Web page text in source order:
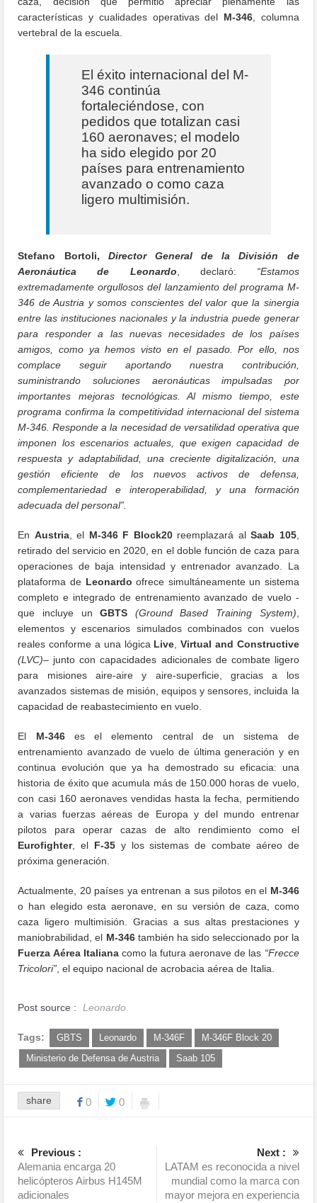
características y cualidades operativas del M-346, columna
vertebral de la escuela.
El éxito internacional del M-
346 continúa
fortaleciéndose, con
pedidos que totalizan casi
160 aeronaves; el modelo
ha sido elegido por 20
países para entrenamiento
avanzado o como caza
ligero multimisión.
Stefano Bortoli, Director General de la División de
Aeronáutica de Leonardo , declaró: “Estamos
extremadamente orgullosos del lanzamiento del programa M-
346 de Austria y somos conscientes del valor que la sinergia
entre las instituciones nacionales y la industria puede generar
para responder a las nuevas necesidades de los países
amigos, como ya hemos visto en el pasado. Por ello, nos
complace seguir aportando nuestra contribución,
suministrando soluciones aeronáuticas impulsadas por
importantes mejoras tecnológicas. Al mismo tiempo, este
programa confirma la competitividad internacional del sistema
M-346. Responde a la necesidad de versatilidad operativa que
imponen los escenarios actuales, que exigen capacidad de
respuesta y adaptabilidad, una creciente digitalización, una
gestión eficiente de los nuevos activos de defensa,
complementariedad e interoperabilidad, y una formación
adecuada del personal”.
En Austria, el M-346 F Block20reemplazará alSaab 105,
retirado del servicio en 2020, en el doble función de caza para
operaciones de baja intensidad y entrenador avanzado. La
plataforma de Leonardo ofrece simultáneamente un sistema
completo e integrado de entrenamiento avanzado de vuelo -
que incluye unGBTS (Ground Based Training System)
elementos y escenarios simulados combinados con vuelos
reales conforme a una lógica Live ,Virtual and Constructive
(LVC)– junto con capacidades adicionales de combate ligero
para misiones aire-aire y aire-superficie, gracias a los
avanzados sistemas de misión, equipos y sensores, incluida la
capacidad de reabastecimiento en vuelo.
El M-346es el elemento central de un sistema de
entrenamiento avanzado de vuelo de última generación y en
continua evolución que ya ha demostrado su eficacia: una
historia de éxito que acumula más de 150.000 horas de vuelo,
con casi 160 aeronaves vendidas hasta la fecha, permitiendo
a varias fuerzas aéreas de Europa y del mundo entrenar
pilotos para operar cazas de alto rendimiento como el
Eurofighter, el F-35 y los sistemas de combate aéreo de
próxima generación.
Actualmente, 20 países ya entrenan a sus pilotos en el M-346
o han elegido esta aeronave, en su versión de caza, como
caza ligero multimisión. Gracias a sus altas prestaciones y
maniobrabilidad, el M-346también ha sido seleccionado por la
Fuerza Aérea Italianacomo la futura aeronave de las “Frecce
Tricolori” , el equipo nacional de acrobacia aérea de Italia.
Post source : Leonardo
Tags: GBTS Leonardo M-346F
M-346F Block 20
Ministerio de Defensa de Austria
Saab 105
share 0 0
Previous :
Alemania encarga 20
helicópteros Airbus H145M
adicionales
Next :
LATAM es reconocida a nivel
mundial como la marca con
mayor mejora en experiencia